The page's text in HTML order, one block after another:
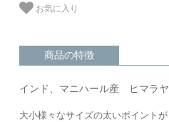
お気に入り
商品の特徴
インド、マニハール産 ヒマラ
大小様々なサイズの太いポイント